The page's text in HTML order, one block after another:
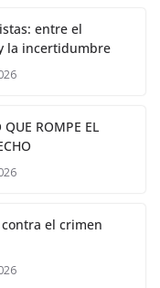
entre el
la incertidumbre
QUE ROMPE EL
el crimen